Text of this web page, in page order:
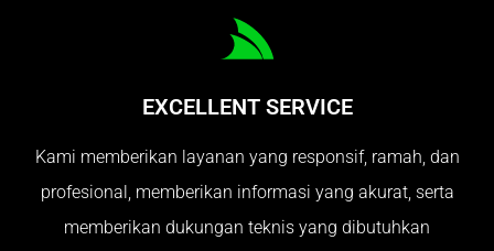
EXCELLENT SERVICE
Kami memberikan layanan yang responsif, ramah, dan
profesional, memberikan informasi yang akurat, serta
memberikan dukungan teknis yang dibutuhkan